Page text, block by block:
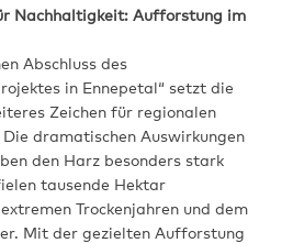
Nachhaltigkeit: Aufforstung im
Abschluss des
in Ennepetal“ setzt die
Zeichen für regionalen
dramatischen Auswirkungen
den Harz besonders stark
tausende Hektar
Trockenjahren und dem
Mit der gezielten Aufforstung